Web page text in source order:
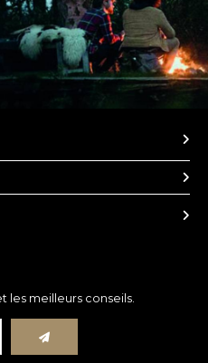
les meilleurs conseils.